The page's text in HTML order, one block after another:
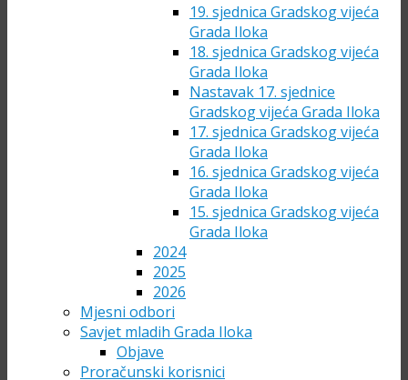
19. sjednica Gradskog vijeća
Grada Iloka
18. sjednica Gradskog vijeća
Grada Iloka
Nastavak 17. sjednice
Gradskog vijeća Grada Iloka
17. sjednica Gradskog vijeća
Grada Iloka
16. sjednica Gradskog vijeća
Grada Iloka
15. sjednica Gradskog vijeća
Grada Iloka
2024
2025
2026
Mjesni odbori
Savjet mladih Grada Iloka
Objave
Proračunski korisnici